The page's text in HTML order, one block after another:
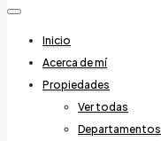
Inicio
Acerca de mí
Propiedades
Ver todas
Departamentos